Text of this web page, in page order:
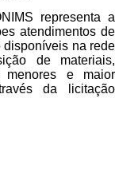
representa a
atendimentos de
disponíveis na rede
de materiais,
menores e maior
da licitação